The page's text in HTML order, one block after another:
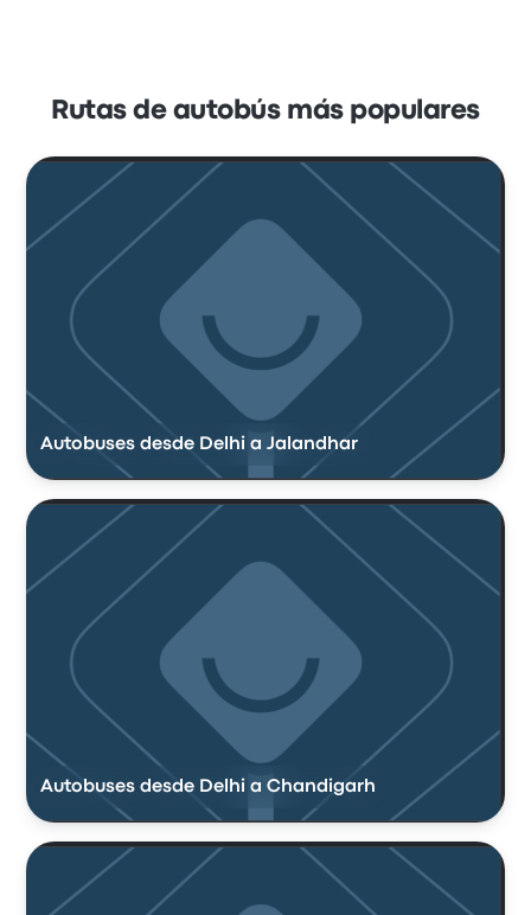
Rutas de autobús más populares
Autobuses desde Delhi a Jalandhar
Autobuses desde Delhi a Chandigarh